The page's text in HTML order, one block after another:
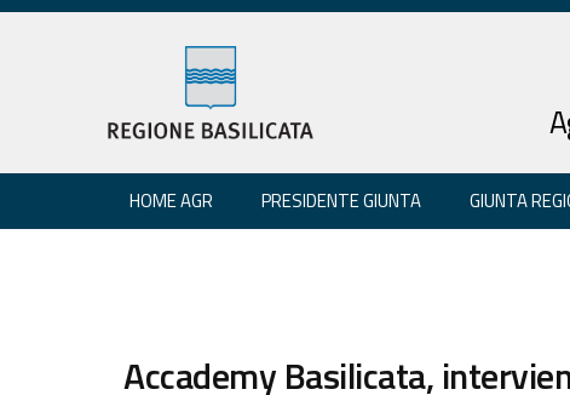
HOME AGR PRESIDENTE GIUNTA GIUNTA
Accademy Basilicata,